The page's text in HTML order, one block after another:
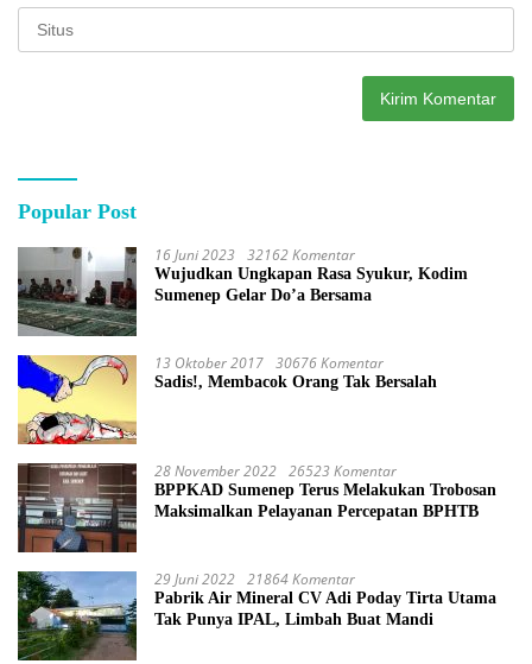
Popular Post
16 Juni 2023 32162 Komentar
Wujudkan Ungkapan Rasa Syukur, Kodim
Sumenep Gelar Do’a Bersama
13 Oktober 2017 30676 Komentar
Sadis!, Membacok Orang Tak Bersalah
28 November 2022 26523 Komentar
BPPKAD Sumenep Terus Melakukan Trobosan
Maksimalkan Pelayanan Percepatan BPHTB
29 Juni 2022 21864 Komentar
Pabrik Air Mineral CV Adi Poday Tirta Utama
Tak Punya IPAL, Limbah Buat Mandi